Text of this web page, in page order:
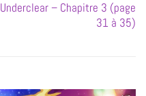
Underclear – Chapitre 3 (page
31 à 35)